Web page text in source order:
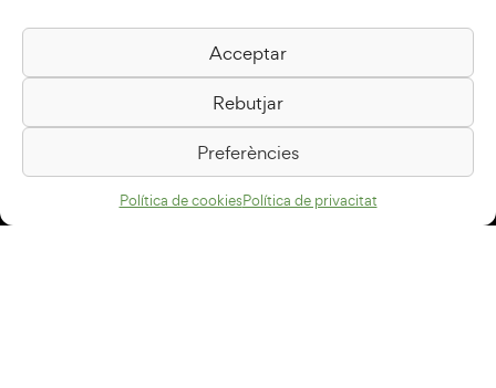
Acceptar
Rebutjar
Preferències
Política de cookiesPolítica de privacitat
Biblioteca Pilarin Bayés
Passeig de la Generalitat, 1
08500 Vic